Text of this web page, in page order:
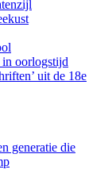
oorlogstijd
uit de 18e
generatie die